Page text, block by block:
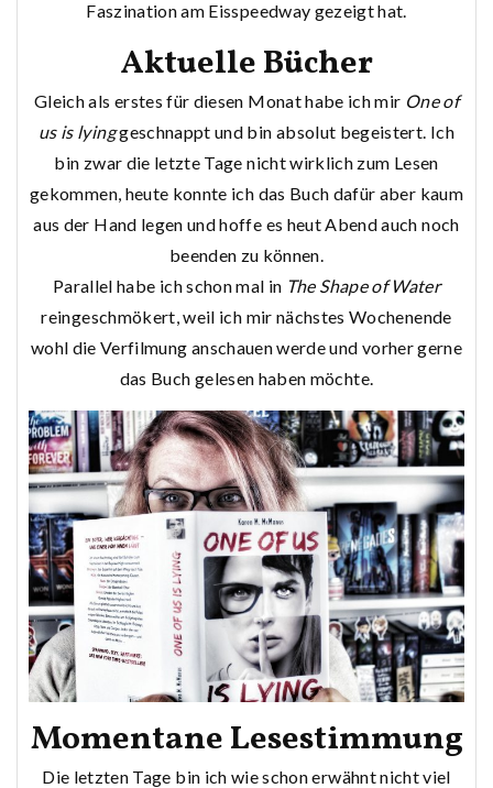
Faszination am Eisspeedway gezeigt hat.
Aktuelle Bücher
Gleich als erstes für diesen Monat habe ich mir One of
us is lyinggeschnappt und bin absolut begeistert. Ich
bin zwar die letzte Tage nicht wirklich zum Lesen
gekommen, heute konnte ich das Buch dafür aber kaum
aus der Hand legen und hoffe es heut Abend auch noch
beenden zu können.
Parallel habe ich schon mal in The Shape of Water
reingeschmökert, weil ich mir nächstes Wochenende
wohl die Verfilmung anschauen werde und vorher gerne
das Buch gelesen haben möchte.
Momentane Lesestimmung
Die letzten Tage bin ich wie schon erwähnt nicht viel